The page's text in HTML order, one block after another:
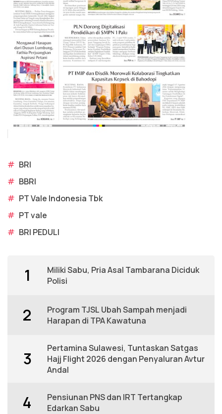
# BRI
# BBRI
# PT Vale Indonesia Tbk
# PT vale
# BRI PEDULI
1
Miliki Sabu, Pria Asal Tambarana Diciduk
Polisi
2
Program TJSL Ubah Sampah menjadi
Harapan di TPA Kawatuna
3
Pertamina Sulawesi, Tuntaskan Satgas
Hajj Flight 2026 dengan Penyaluran Avtur
Andal
4
Pensiunan PNS dan IRT Tertangkap
Edarkan Sabu